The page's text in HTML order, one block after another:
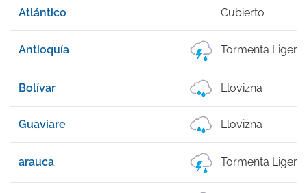
Atlántico Cubierto
Antioquía Tormenta Ligera
Bolívar Llovizna
Guaviare Llovizna
arauca Tormenta Ligera